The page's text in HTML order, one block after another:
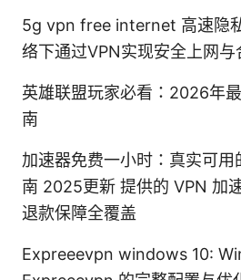
5g vpn free internet 高速隐
络下通过VPN实现安全上网与
英雄联盟玩家必看：2026年
南
加速器免费一小时：真实可
南 2025更新 提供的 VPN 加
退款保障全覆盖
Expreeevpn windows 10: